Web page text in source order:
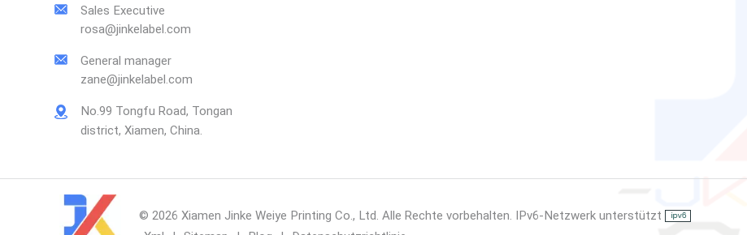
Sales Executive
rosa@jinkelabel.com
General manager
zane@jinkelabel.com
No.99 Tongfu Road, Tongan
district, Xiamen, China.
© 2026 Xiamen Jinke Weiye Printing Co., Ltd. Alle Rechte vorbehalten. IPv6-Netzwerk unterstützt